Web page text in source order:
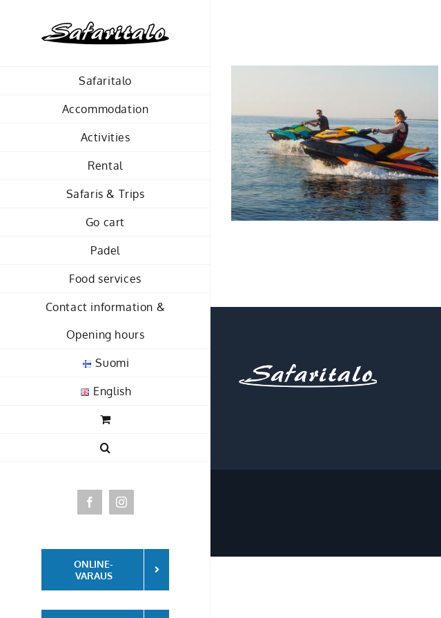
Safaritalo
Accommodation
Activities
Rental
Safaris & Trips
Go cart
Padel
Food services
Contact information &
Opening hours
Suomi
English
FacebookInstagram
ONLINE-
VARAUS